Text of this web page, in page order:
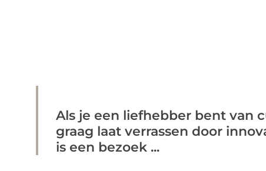
Als je een liefhebber bent van
graag laat verrassen door
is een bezoek ...